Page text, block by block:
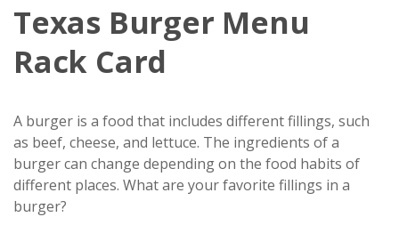
Texas Burger Menu
Rack Card
A burger is a food that includes different fillings, such
as beef, cheese, and lettuce. The ingredients of a
burger can change depending on the food habits of
different places. What are your favorite fillings in a
burger?